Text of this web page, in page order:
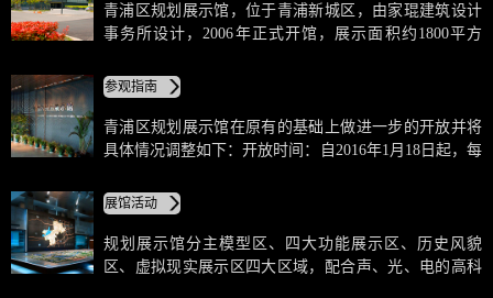
青浦区规划展示馆，位于青浦新城区，由家琨建筑设计
事务所设计，2006年正式开馆，展示面积约1800平方
而过，营造出“水乡”的氛围。传统的深灰色石材与玻璃
幕墙的灵活运用，形成了独特的建筑形态、后现代主义
的建筑风格，使其成为青浦新城的标志建筑之一。
参观指南
青浦区规划展示馆在原有的基础上做进一步的开放并将
具体情况调整如下：开放时间：自2016年1月18日起，每
外）。展馆地址：上海市青浦区华青南路767号。团队预
约电话：021—59800560，59800561。
展馆活动
规划展示馆分主模型区、四大功能展示区、历史风貌
区、虚拟现实展示区四大区域，配合声、光、电的高科